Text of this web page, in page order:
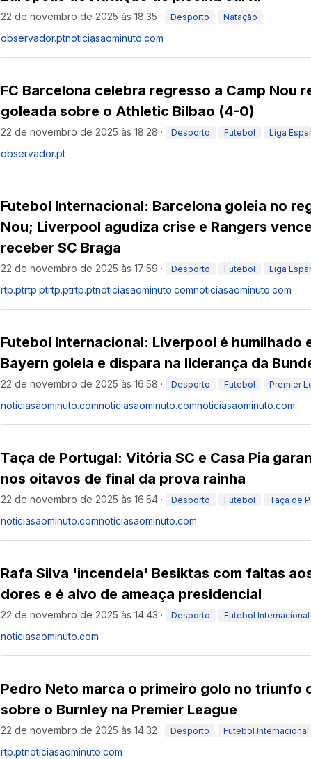
22 de novembro de 2025 às 18:35 · Desporto Natação
observador.ptnoticiasaominuto.com
FC Barcelona celebra regresso a Camp Nou
goleada sobre o Athletic Bilbao (4-0)
22 de novembro de 2025 às 18:28 · Desporto Futebol Liga
observador.pt
Futebol Internacional: Barcelona goleia no
Nou; Liverpool agudiza crise e Rangers
receber SC Braga
22 de novembro de 2025 às 17:59 · Desporto Futebol Liga
rtp.ptrtp.ptrtp.ptrtp.ptnoticiasaominuto.comnoticiasaominuto.com
Futebol Internacional: Liverpool é humilhado
Bayern goleia e dispara na liderança da
22 de novembro de 2025 às 16:58 · Desporto Futebol Premier
noticiasaominuto.comnoticiasaominuto.comnoticiasaominuto.com
Taça de Portugal: Vitória SC e Casa Pia
nos oitavos de final da prova rainha
22 de novembro de 2025 às 16:54 · Desporto Futebol Taça de
noticiasaominuto.comnoticiasaominuto.com
Rafa Silva 'incendeia' Besiktas com faltas
dores e é alvo de ameaça presidencial
22 de novembro de 2025 às 14:43 · Desporto Futebol Internacional
noticiasaominuto.com
Pedro Neto marca o primeiro golo no triunfo
sobre o Burnley na Premier League
22 de novembro de 2025 às 14:32 · Desporto Futebol Internacional
rtp.ptnoticiasaominuto.com